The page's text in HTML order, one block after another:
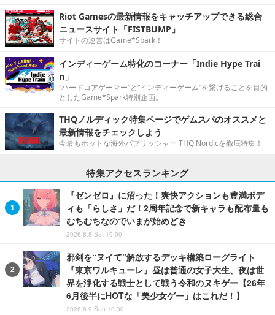
Riot Gamesの最新情報をキャッチアップできる総合
ニュースサイト「FISTBUMP」
サイトの運営はGame*Spark！
インディーゲーム特化のコーナー「Indie Hype Trai
n」
“ハードコアゲーマー”と“インディーゲーム”を繋げることを目的
としたGame*Spark特別企画。
THQノルディック特集ページでゲムスパのオススメと
最新情報をチェックしよう
今最もホットな海外パブリッシャー THQ Nordicを徹底特集！
特集アクセスランキング
『ゼンゼロ』に沼った！爽快アクションも豊満ボデ
ィも「らしさ」だ！2周年記念で新キャラも配布量も
むちむちなのでいまが始めどき
2026.8.8 Sat 19:00
邪剣を“ヌイて”解放するデッキ構築ローグライト
『東京ワルキューレ』昼は普通の女子大生、夜は世
界を浄化する戦士として戦う令和のヌキゲー【26年
6月後半にHOTな「美少女ゲー」はこれだ！】
2026.8.9 Sun 10:30